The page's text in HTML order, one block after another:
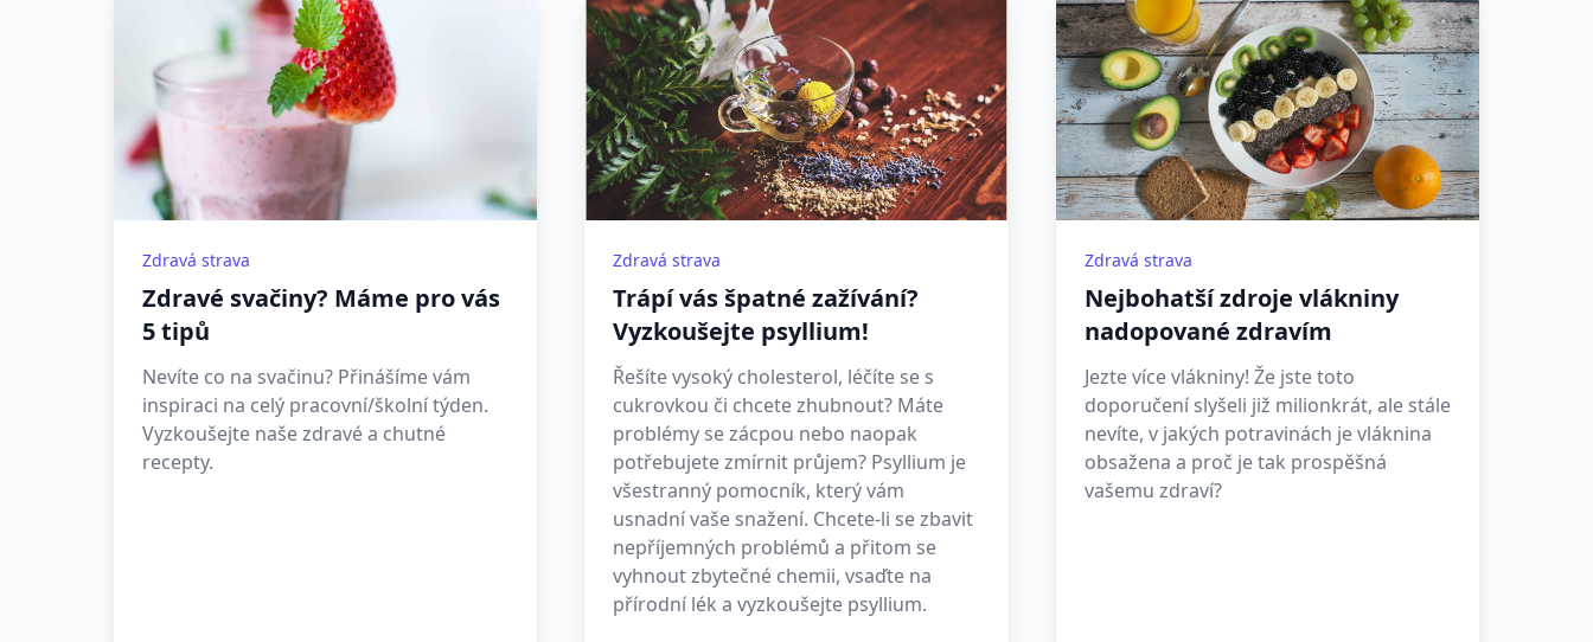
Zdravá strava
Zdravé svačiny? Máme pro vás
5 tipů
Nevíte co na svačinu? Přinášíme vám
inspiraci na celý pracovní/školní týden.
Vyzkoušejte naše zdravé a chutné
recepty.
Zdravá strava
Trápí vás špatné zažívání?
Vyzkoušejte psyllium!
Řešíte vysoký cholesterol, léčíte se s
cukrovkou či chcete zhubnout? Máte
problémy se zácpou nebo naopak
potřebujete zmírnit průjem? Psyllium je
všestranný pomocník, který vám
usnadní vaše snažení. Chcete-li se zbavit
nepříjemných problémů a přitom se
vyhnout zbytečné chemii, vsaďte na
přírodní lék a vyzkoušejte psyllium.
Zdravá strava
Nejbohatší zdroje vlákniny
nadopované zdravím
Jezte více vlákniny! Že jste toto
doporučení slyšeli již milionkrát, ale stále
nevíte, v jakých potravinách je vláknina
obsažena a proč je tak prospěšná
vašemu zdraví?